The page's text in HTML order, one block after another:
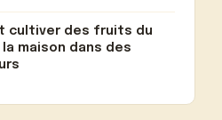
cultiver des fruits du
la maison dans des